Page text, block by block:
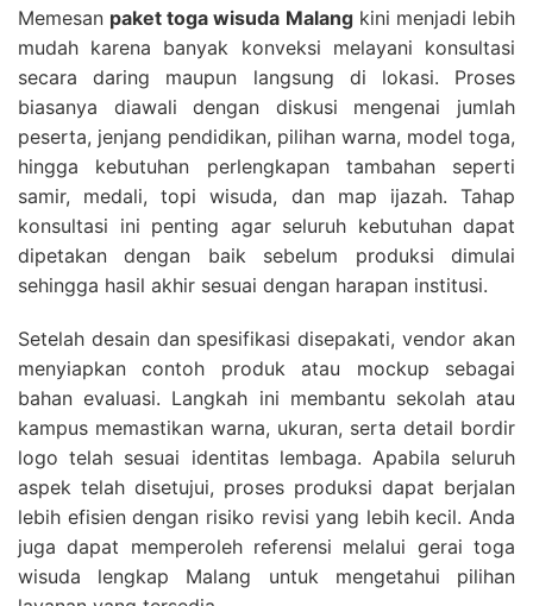
Memesan paket toga wisuda Malangkini menjadi lebih
mudah karena banyak konveksi melayani konsultasi
secara daring maupun langsung di lokasi. Proses
biasanya diawali dengan diskusi mengenai jumlah
peserta, jenjang pendidikan, pilihan warna, model toga,
hingga kebutuhan perlengkapan tambahan seperti
samir, medali, topi wisuda, dan map ijazah. Tahap
konsultasi ini penting agar seluruh kebutuhan dapat
dipetakan dengan baik sebelum produksi dimulai
sehingga hasil akhir sesuai dengan harapan institusi.
Setelah desain dan spesifikasi disepakati, vendor akan
menyiapkan contoh produk atau mockup sebagai
bahan evaluasi. Langkah ini membantu sekolah atau
kampus memastikan warna, ukuran, serta detail bordir
logo telah sesuai identitas lembaga. Apabila seluruh
aspek telah disetujui, proses produksi dapat berjalan
lebih efisien dengan risiko revisi yang lebih kecil. Anda
juga dapat memperoleh referensi melalui gerai toga
wisuda lengkap Malang untuk mengetahui pilihan